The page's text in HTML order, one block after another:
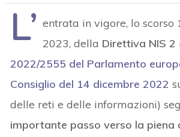
L’ entrata in vigore, lo scorso
2023, della Direttiva NIS 2
2022/2555 del Parlamento
Consiglio del 14 dicembre 2022
delle reti e delle informazioni)
importante passo verso la piena